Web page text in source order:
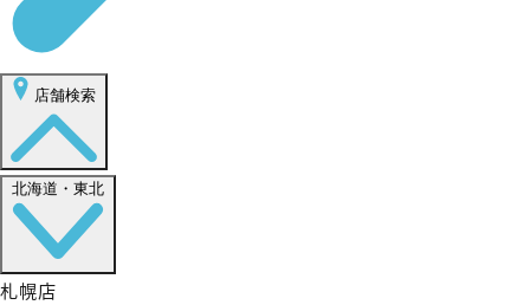
店舗検索
北海道・東北
札幌店